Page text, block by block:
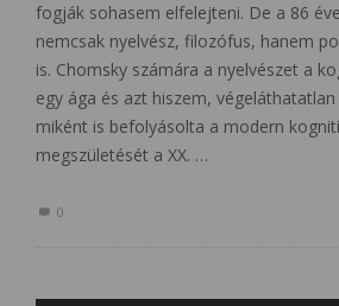
fogják sohasem elfelejteni. De a 86
nemcsak nyelvész, filozófus, hanem
is. Chomsky számára a nyelvészet a
egy ága és azt hiszem,
miként is befolyásolta a modern
megszületését a XX. …
0